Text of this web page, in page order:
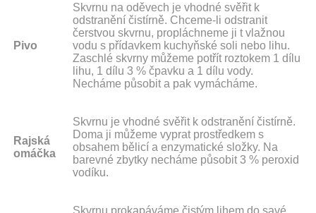
Pivo
Skvrnu na oděvech je vhodné svěřit k
odstranění čistírně. Chceme-li odstranit
čerstvou skvrnu, propláchneme ji t vlažnou
vodu s přídavkem kuchyňské soli nebo lihu.
Zaschlé skvrny můžeme potřít roztokem 1 dílu
lihu, 1 dílu 3 % čpavku a 1 dílu vody.
Necháme působit a pak vymácháme.
Rajská
omáčka
Skvrnu je vhodné svěřit k odstranění čistírně.
Doma ji můžeme vyprat prostředkem s
obsahem bělicí a enzymatické složky. Na
barevné zbytky necháme působit 3 % peroxid
vodíku.
Skvrnu prokapáváme čistým lihem do savé